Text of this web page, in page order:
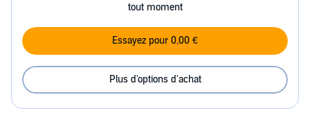
tout moment
Essayez pour 0,00 €
Plus d'options d'achat